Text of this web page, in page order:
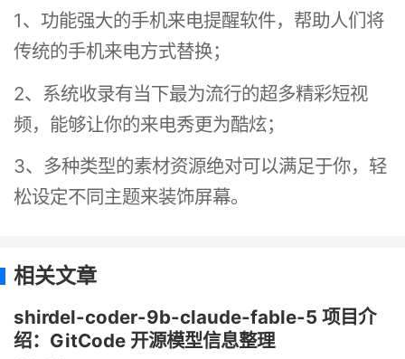
1、功能强大的手机来电提醒软件，帮助人们将
传统的手机来电方式替换；
2、系统收录有当下最为流行的超多精彩短视
频，能够让你的来电秀更为酷炫；
3、多种类型的素材资源绝对可以满足于你，轻
松设定不同主题来装饰屏幕。
相关文章
shirdel-coder-9b-claude-fable-5 项目介
绍：GitCode 开源模型信息整理